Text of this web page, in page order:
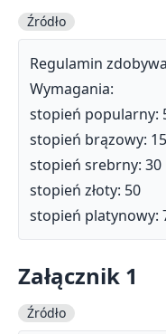
Źródło
Regulamin
Wymagania:
stopień popularny:
stopień brązowy: 15
stopień srebrny: 30
stopień złoty: 50
stopień platynowy:
Załącznik 1
Źródło